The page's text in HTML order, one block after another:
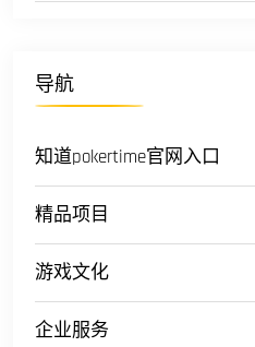
导航
知道pokertime官网入口
精品项目
游戏文化
企业服务